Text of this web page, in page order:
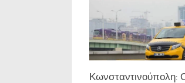
Κωνσταντινούπολη: